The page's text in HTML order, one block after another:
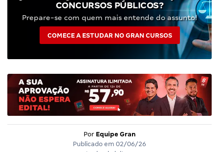
CONCURSOS PÚBLICOS?
Prepare-se com quem mais entende do assunto!
COMECE A ESTUDAR NO GRAN CURSOS
Por Equipe Gran
Publicado em 02/06/26